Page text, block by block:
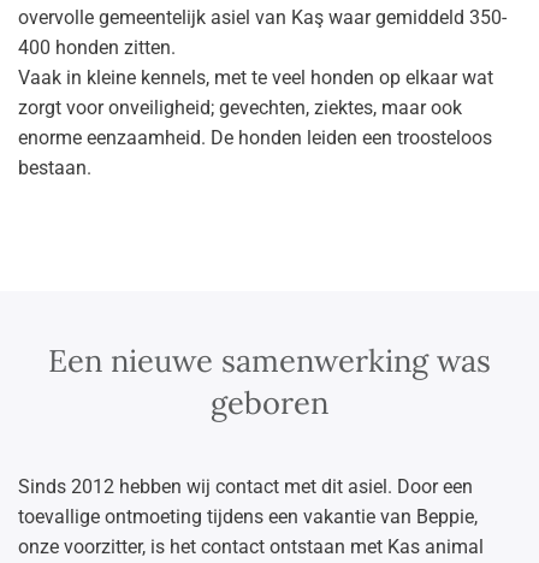
overvolle gemeentelijk asiel van Kaş waar gemiddeld 350-
400 honden zitten.
Vaak in kleine kennels, met te veel honden op elkaar wat
zorgt voor onveiligheid; gevechten, ziektes, maar ook
enorme eenzaamheid. De honden leiden een troosteloos
bestaan.
Een nieuwe samenwerking was
geboren
Sinds 2012 hebben wij contact met dit asiel. Door een
toevallige ontmoeting tijdens een vakantie van Beppie,
onze voorzitter, is het contact ontstaan met Kas animal